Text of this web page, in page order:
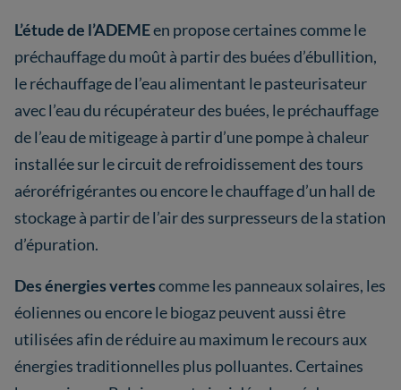
L’étude de l’ADEMEen propose certaines comme le
préchauffage du moût à partir des buées d’ébullition,
le réchauffage de l’eau alimentant le pasteurisateur
avec l’eau du récupérateur des buées, le préchauffage
de l’eau de mitigeage à partir d’une pompe à chaleur
installée sur le circuit de refroidissement des tours
aéroréfrigérantes ou encore le chauffage d’un hall de
stockage à partir de l’air des surpresseurs de la station
d’épuration.
Des énergies vertescomme les panneaux solaires, les
éoliennes ou encore le biogaz peuvent aussi être
utilisées afin de réduire au maximum le recours aux
énergies traditionnelles plus polluantes. Certaines